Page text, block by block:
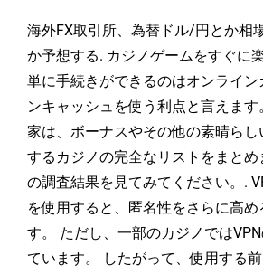
海外FX取引所、為替ドル/円とか相
か予想する. カジノゲームをすぐに
単に手続きができるのはオンライン
ンキャッシュを使う利点と言えます
家は、ボーナスやその他の素晴ら
するカジノの完全なリストをまと
の調査結果を見てみてください。.
を使用すると、匿名性をさらに高め
す。 ただし、一部のカジノでは
ています。 したがって、使用する